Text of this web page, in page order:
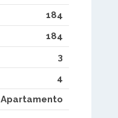
184
184
3
4
Apartamento